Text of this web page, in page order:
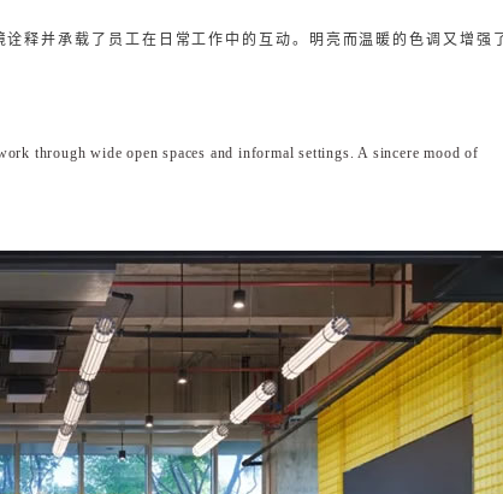
释并承载了员工在日常工作中的互动。明亮而温暖的色调又增强
through wide open spaces and informal settings. A sincere mood of